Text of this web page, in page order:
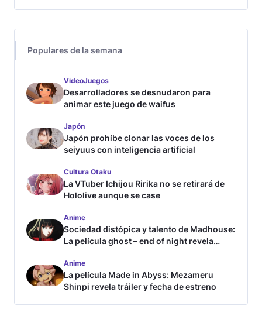
Populares de la semana
VideoJuegos
Desarrolladores se desnudaron para
animar este juego de waifus
Japón
Japón prohíbe clonar las voces de los
seiyuus con inteligencia artificial
Cultura Otaku
La VTuber Ichijou Ririka no se retirará de
Hololive aunque se case
Anime
Sociedad distópica y talento de Madhouse:
La película ghost – end of night revela
Anime
La película Made in Abyss: Mezameru
Shinpi revela tráiler y fecha de estreno